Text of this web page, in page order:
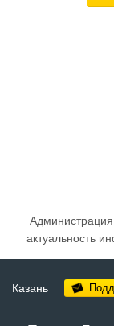
Администрация
актуальность
Казань